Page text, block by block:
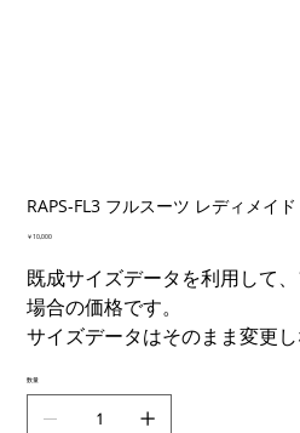
RAPS-FL3 フルスーツ レディメイド
価
￥10,000
既成サイズデータを利用して
場合の価格です。
サイズデータはそのまま変更し
数量